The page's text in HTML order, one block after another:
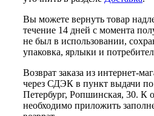
Вы можете вернуть товар
течение 14 дней с момента
не был в использовании,
упаковка, ярлыки и
Возврат заказа из интернет-
через СДЭК в пункт выдачи по
Петербург, Ропшинская, 30. К
необходимо приложить